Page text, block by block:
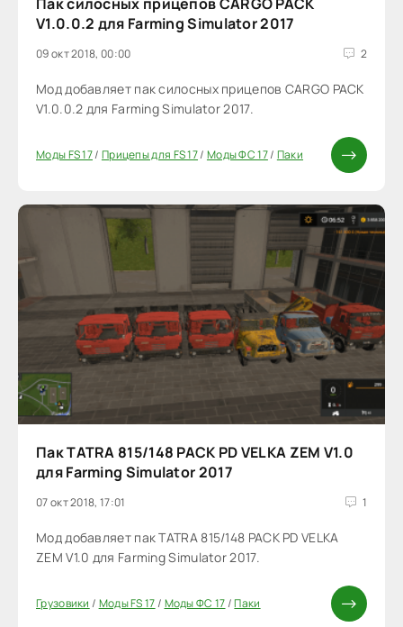
V1.0.0.2 для Farming Simulator 2017
09 окт 2018, 00:00 2
Мод добавляет пак силосных прицепов CARGO PACK
V1.0.0.2 для Farming Simulator 2017.
Моды FS 17/ Прицепы для FS 17/ Моды ФС 17/ Паки
Пак TATRA 815/148 PACK PD VELKA ZEM V1.0
для Farming Simulator 2017
07 окт 2018, 17:01 1
Мод добавляет пак TATRA 815/148 PACK PD VELKA
ZEM V1.0 для Farming Simulator 2017.
Грузовики / Моды FS 17/ Моды ФС 17/Паки